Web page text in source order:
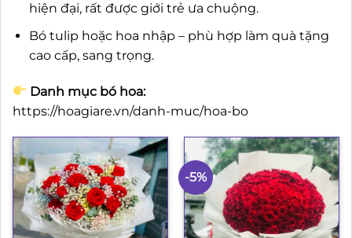
hiện đại, rất được giới trẻ ưa chuộng.
Bó tulip hoặc hoa nhập – phù hợp làm quà tặng
cao cấp, sang trọng.
Danh mục bó hoa:
https://hoagiare.vn/danh-muc/hoa-bo
-5%